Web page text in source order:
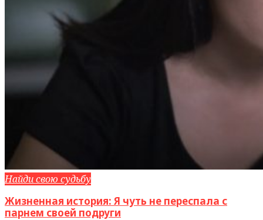
Найди свою судьбу
Жизненная история: Я чуть не переспала с
парнем своей подруги